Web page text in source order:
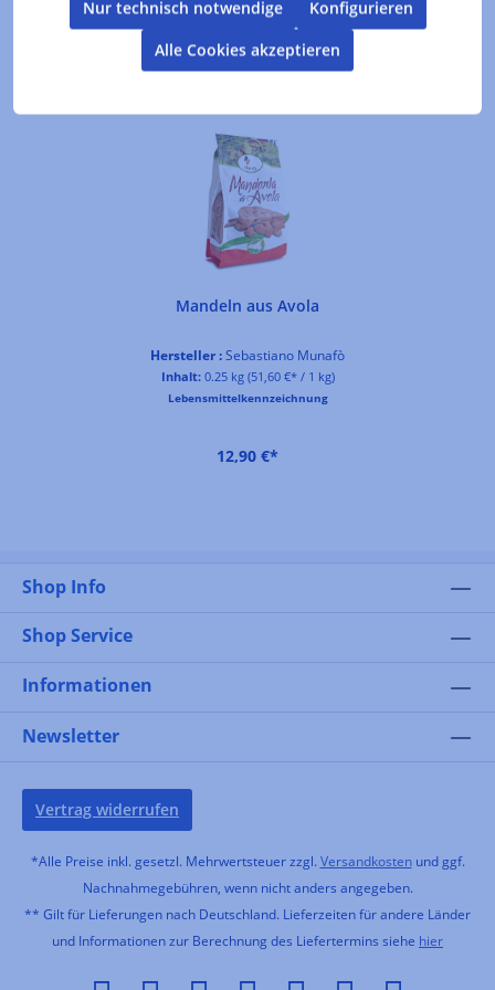
Produktgalerie überspringen
Kunden kauften auch
Mandeln aus Avola
Hersteller :Sebastiano Munafò
Inhalt: 0.25 kg (51,60 €* / 1 kg)
Lebensmittelkennzeichnung
12,90 €*
Shop Info
Shop Service
Informationen
Newsletter
Vertrag widerrufen
*Alle Preise inkl. gesetzl. Mehrwertsteuer zzgl. Versandkostenund ggf.
Nachnahmegebühren, wenn nicht anders angegeben.
** Gilt für Lieferungen nach Deutschland. Lieferzeiten für andere Länder
und Informationen zur Berechnung des Liefertermins siehe hier
Nur technisch notwendige
Konfigurieren
Alle Cookies akzeptieren